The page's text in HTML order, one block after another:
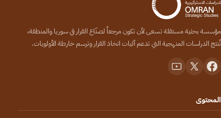
مؤسسة بحثية مستقلة تسعى لأن تكون مرجعاً لصنّاع القرار في سوريا والمنطقة،
تُنتج الدراسات المنهجية التي تدعم آليات اتخاذ القرار وترسم خارطة الأولويات.
المحتوى